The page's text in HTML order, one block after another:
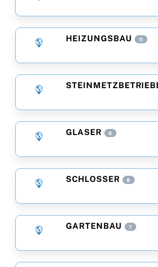
HEIZUNGSBAU 11
GLASER 8
SCHLOSSER 8
GARTENBAU 7